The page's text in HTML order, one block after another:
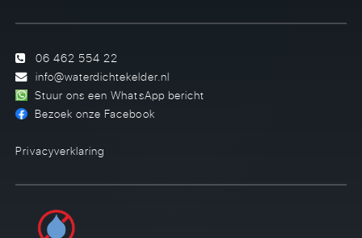
06 462 554 22
info@waterdichtekelder.nl
Stuur ons een WhatsApp bericht
Bezoek onze Facebook
Privacyverklaring